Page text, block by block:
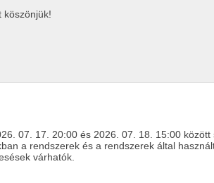
köszönjük!
07. 17. 20:00 és 2026. 07. 18. 15:00
a rendszerek és a rendszerek által
várhatók.